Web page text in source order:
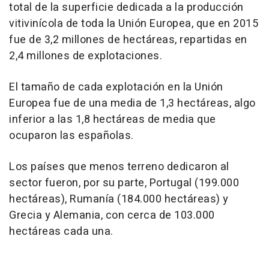
total de la superficie dedicada a la producción
vitivinícola de toda la Unión Europea, que en 2015
fue de 3,2 millones de hectáreas, repartidas en
2,4 millones de explotaciones.
El tamaño de cada explotación en la Unión
Europea fue de una media de 1,3 hectáreas, algo
inferior a las 1,8 hectáreas de media que
ocuparon las españolas.
Los países que menos terreno dedicaron al
sector fueron, por su parte, Portugal (199.000
hectáreas), Rumanía (184.000 hectáreas) y
Grecia y Alemania, con cerca de 103.000
hectáreas cada una.